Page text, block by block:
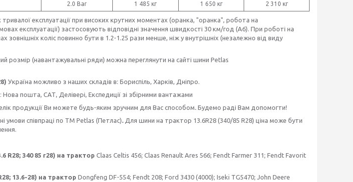
2.0 Bar 1 485 кг 1 650 кг 2 310 кг
експлуатації при високих крутних моментах (оранка, "оранка", робота на
експлуатації) застосовують відповідні значення швидкості 30 км/год (А6). При роботі на
зовнішніх коліс повинно бути в 1.2-1.25 рази менше, ніж у внутрішніх (незалежно від виду
(навантажувальні ряди) можна переглянути на сайті шини Petlas
Україна можливо з наших складів в: Бориспіль, Харків, Дніпро.
пошта, САТ, Делівері, Експедиції зі збірними вантажами
продукції Ви можете будь-яким зручним для Вас способом. Будемо раді Вам допомогти!
умови співпраці по TM Petlas (Петлас). Для шини на трактор 13.6R28 (340/85 R28) ціна може бути
R28; 340 85 r28) на трактор Claas Celtis 456; Claas Renault Ares 566; Fendt Farmer 311; Fendt Favorit
13.6-28) на трактор Dongfeng DF-554; Fendt 208; Ford 3430 (4000); Iseki TG5470; John Deere